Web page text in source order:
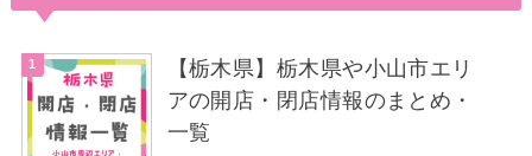
【栃木県】栃木県や小山市エリ
アの開店・閉店情報のまとめ・
一覧